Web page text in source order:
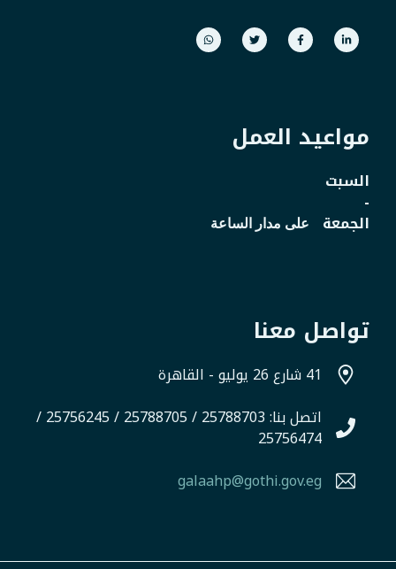
مواعيد العمل
السبت
-
الجمعة على مدار الساعة
تواصل معنا
41 شارع 26 يوليو - القاهرة
اتصل بنا: 25788703 / 25788705 / 25756245 /
25756474
galaahp@gothi.gov.eg